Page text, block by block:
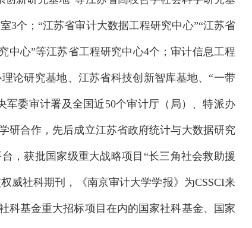
3个；“江苏省审计大数据工程研究中心”“江苏省
中心”等江苏省工程研究中心4个；审计信息工程
论研究基地、江苏省科技创新智库基地、“一带
委审计署及全国近50个审计厅（局）、特派办
研合作，先后成立江苏省政府统计与大数据研究
，获批国家级重大战略项目“长三角社会救助援
威社科期刊，《南京审计大学学报》为CSSCI来
科基金重大招标项目在内的国家社科基金、国家